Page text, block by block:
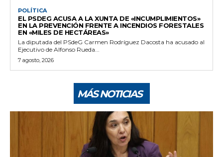
POLÍTICA
EL PSDEG ACUSA A LA XUNTA DE «INCUMPLIMIENTOS»
EN LA PREVENCIÓN FRENTE A INCENDIOS FORESTALES
EN «MILES DE HECTÁREAS»
La diputada del PSdeG Carmen Rodríguez Dacosta ha acusado al
Ejecutivo de Alfonso Rueda...
7 agosto, 2026
MÁS NOTICIAS